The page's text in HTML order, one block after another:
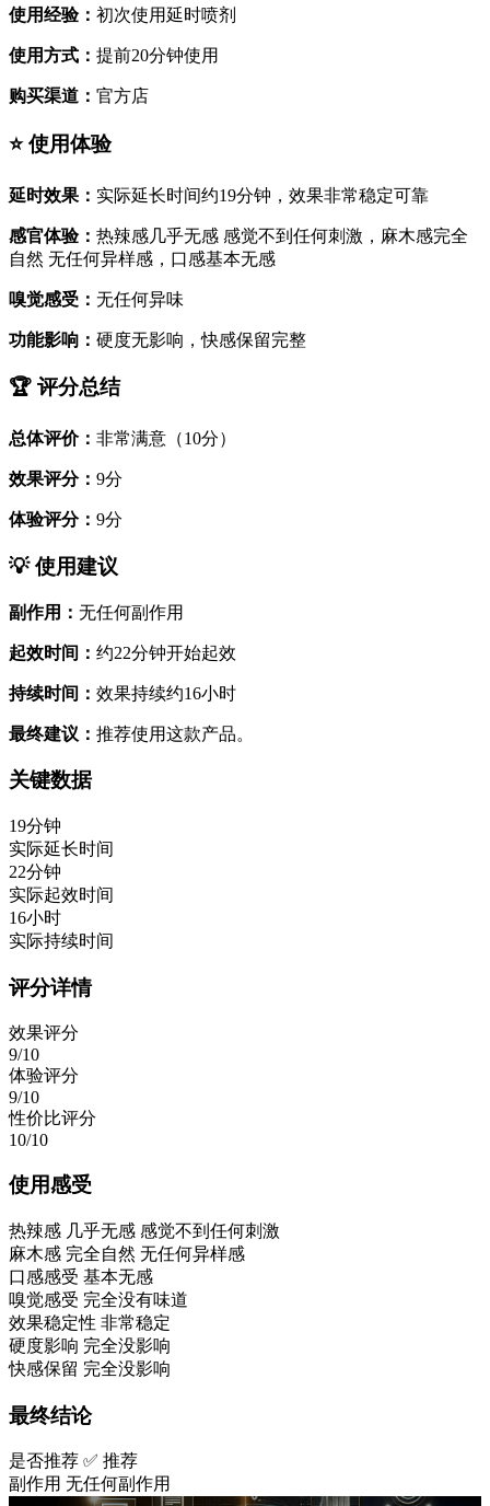
使用经验： 初次使用延时喷剂
使用方式： 提前20分钟使用
购买渠道： 官方店
⭐ 使用体验
延时效果： 实际延长时间约19分钟，效果非常稳定可靠
感官体验： 热辣感几乎无感 感觉不到任何刺激，麻木感完全
自然 无任何异样感，口感基本无感
嗅觉感受： 无任何异味
功能影响： 硬度无影响，快感保留完整
🏆 评分总结
总体评价： 非常满意（10分）
效果评分： 9分
体验评分： 9分
💡 使用建议
副作用： 无任何副作用
起效时间： 约22分钟开始起效
持续时间： 效果持续约16小时
最终建议： 推荐使用这款产品。
关键数据
19分钟
实际延长时间
22分钟
实际起效时间
16小时
实际持续时间
评分详情
效果评分
9/10
体验评分
9/10
性价比评分
10/10
使用感受
热辣感 几乎无感 感觉不到任何刺激
麻木感 完全自然 无任何异样感
口感感受 基本无感
嗅觉感受 完全没有味道
效果稳定性 非常稳定
硬度影响 完全没影响
快感保留 完全没影响
最终结论
是否推荐 ✅ 推荐
副作用 无任何副作用